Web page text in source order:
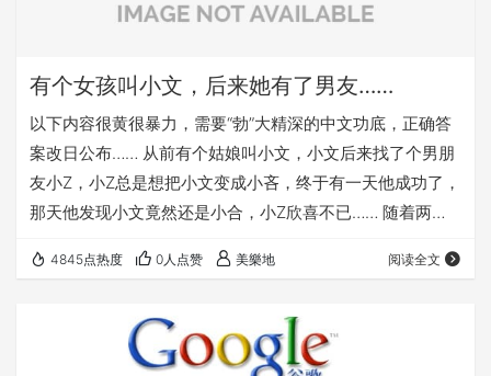
有个女孩叫小文，后来她有了男友……
以下内容很黄很暴力，需要“勃”大精深的中文功底，正确答
案改日公布…… 从前有个姑娘叫小文，小文后来找了个男朋
友小Z，小Z总是想把小文变成小吝，终于有一天他成功了，
那天他发现小文竟然还是小合，小Z欣喜不已…… 随着两人
她总是觉得自己一会儿变成了小氽，一会儿又变成了小
铁，小文又变成了小舍。小文渐渐喜欢上这种感觉，终于变
成了小六…… 小Z经常观赏X国文艺片，并且喜欢上了工具，
4845点热度 0人点赞 美樂地 阅读全文